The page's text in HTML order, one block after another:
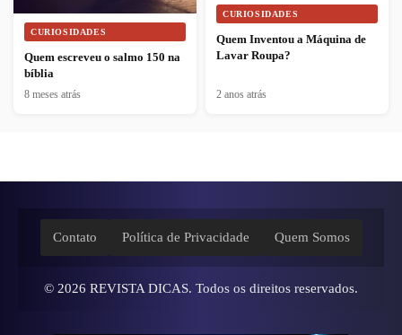
CURIOSIDADES
Quem escreveu o salmo 150 na
bíblia
8 meses atrás
CURIOSIDADES
Quem Inventou a Máquina de
Lavar Roupa?
2 anos atrás
Contato Política de Privacidade Quem Somos
© 2026 REVISTA DICAS. Todos os direitos reservados.